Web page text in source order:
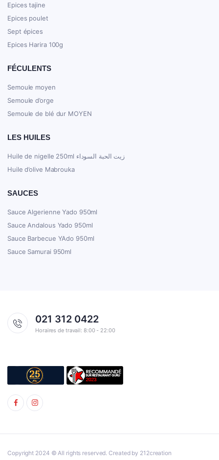
Epices tajine
Epices poulet
Sept épices
Epices Harira 100g
FÉCULENTS
Semoule moyen
Semoule d’orge
Semoule de blé dur MOYEN
LES HUILES
Huile de nigelle 250ml زيت الحبة السوداء
Huile d’olive Mabrouka
SAUCES
Sauce Algerienne Yado 950ml
Sauce Andalous Yado 950ml
Sauce Barbecue YAdo 950ml
Sauce Samurai 950ml
021 312 0422
Horaires de travail: 8:00 - 22:00
Copyright 2024 © All rights reserved. Created by 212creation